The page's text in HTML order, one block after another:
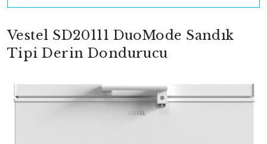
Vestel SD20111 DuoMode Sandık
Tipi Derin Dondurucu